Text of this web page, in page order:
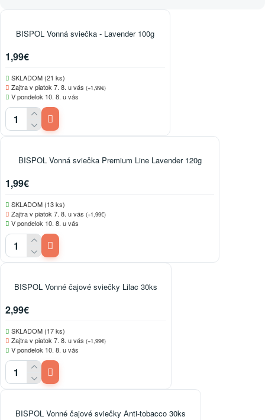
BISPOL Vonná sviečka - Lavender 100g
1,99€
SKLADOM (21 ks)
Zajtra v piatok 7. 8. u vás (+1,99€)
V pondelok 10. 8. u vás
BISPOL Vonná sviečka Premium Line Lavender 120g
1,99€
SKLADOM (13 ks)
Zajtra v piatok 7. 8. u vás (+1,99€)
V pondelok 10. 8. u vás
BISPOL Vonné čajové sviečky Lilac 30ks
2,99€
SKLADOM (17 ks)
Zajtra v piatok 7. 8. u vás (+1,99€)
V pondelok 10. 8. u vás
BISPOL Vonné čajové sviečky Anti-tobacco 30ks